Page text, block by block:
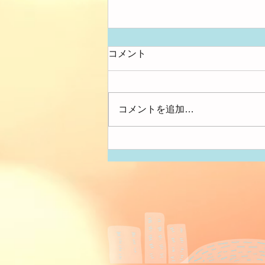
アンパンマン！
コメント
コメントを追加…